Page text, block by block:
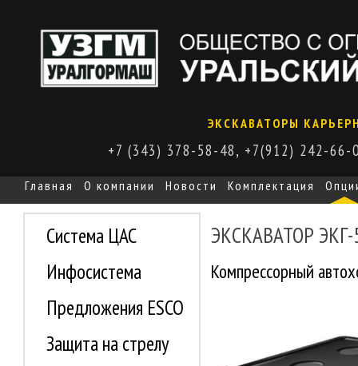
ЭКСКАВАТОРЫ
+7 (343) 378-58-48, +7(912) 242-
Главная О компании Новости Комплектация
Система ЦАС
Инфосистема
Предложения ESCO
Защита на стрелу
ЭКСКАВАТОР
Компрессорный